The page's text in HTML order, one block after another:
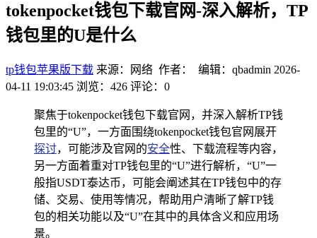
tokenpocket钱包下载官网-深入解析，TP
钱包里的U是什么
tp钱包苹果版下载 来源：网络 作者： 编辑：qbadmin 2026-
04-11 19:03:45 浏览：426 评论：0
聚焦于tokenpocket钱包下载官网，并深入解析TP钱
包里的“U”，一方面围绕tokenpocket钱包官网展开
探讨，可能涉及官网的安全性、下载流程等内容，
另一方面着重对TP钱包里的“U”进行解析，“U”一
般指USDT泰达币，可能会阐述其在TP钱包中的存
储、交易、使用等情况，帮助用户清晰了解TP钱
包的相关功能以及“U”在其中的具体含义和应用场
景。